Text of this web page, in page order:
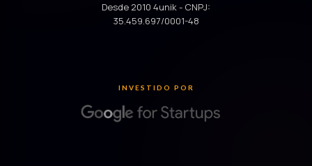
Desde 2010 4unik - CNPJ:
35.459.697/0001-48
INVESTIDO POR